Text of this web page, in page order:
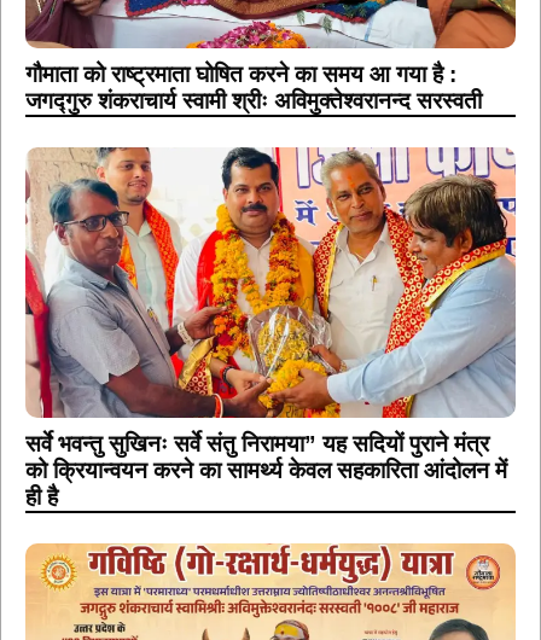
गौमाता को राष्ट्रमाता घोषित करने का समय आ गया है :
जगद्गुरु शंकराचार्य स्वामी श्रीः अविमुक्तेश्वरानन्द सरस्वती
सर्वे भवन्तु सुखिनः सर्वे संतु निरामया” यह सदियों पुराने मंत्र
को क्रियान्वयन करने का सामर्थ्य केवल सहकारिता आंदोलन में
ही है